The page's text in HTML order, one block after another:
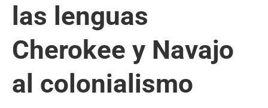
las lenguas
Cherokee y Navajo
al colonialismo